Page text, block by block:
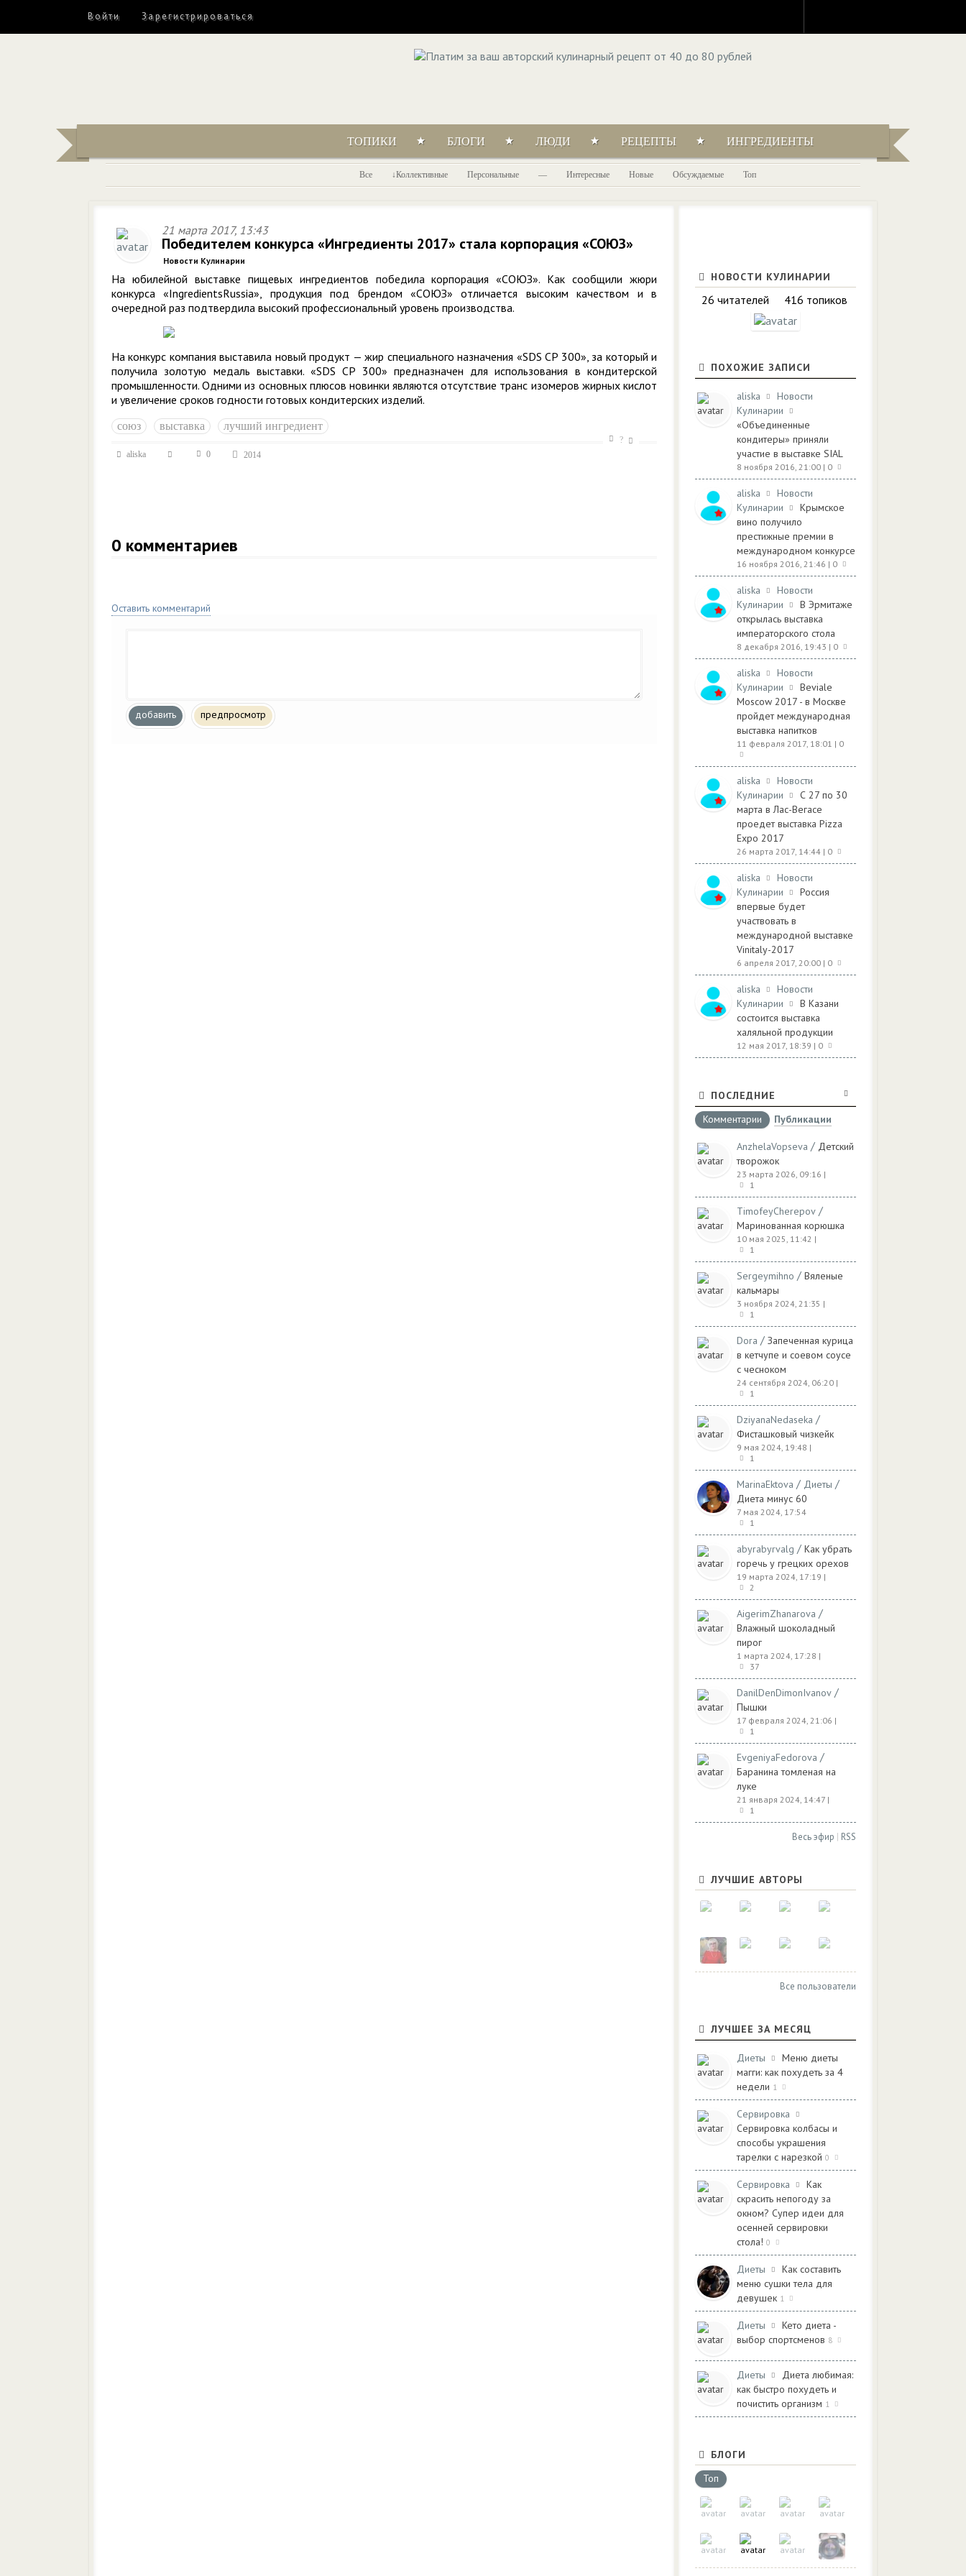
Войти Зарегистрироваться
ТОПИКИ БЛОГИ ЛЮДИ РЕЦЕПТЫ ИНГРЕДИЕНТЫ
Все Коллективные Персональные — Интересные Новые Обсуждаемые Топ
21 марта 2017, 13:43
Победителем конкурса «Ингредиенты 2017» стала корпорация «СОЮЗ»
Новости Кулинарии
На юбилейной выставке пищевых ингредиентов победила корпорация «СОЮЗ». Как сообщили жюри
конкурса «IngredientsRussia», продукция под брендом «СОЮЗ» отличается высоким качеством и в
очередной раз подтвердила высокий профессиональный уровень производства.
На конкурс компания выставила новый продукт — жир специального назначения «SDS CP 300», за который и
получила золотую медаль выставки. «SDS CP 300» предназначен для использования в кондитерской
промышленности. Одними из основных плюсов новинки являются отсутствие транс изомеров жирных кислот
и увеличение сроков годности готовых кондитерских изделий.
союз выставка лучший ингредиент
aliska 0 2014
?
0 комментариев
Оставить комментарий
добавить предпросмотр
НОВОСТИ КУЛИНАРИИ
26 читателей 416 топиков
ПОХОЖИЕ ЗАПИСИ
aliska
Новости
Кулинарии
«Объединенные
кондитеры» приняли
участие в выставке SIAL
8 ноября 2016, 21:00 | 0
aliska
Новости
Кулинарии
Крымское
вино получило
престижные премии в
международном конкурсе
16 ноября 2016, 21:46 | 0
aliska
Новости
Кулинарии
В Эрмитаже
открылась выставка
императорского стола
8 декабря 2016, 19:43 | 0
aliska
Новости
Кулинарии
Beviale
Moscow 2017 - в Москве
пройдет международная
выставка напитков
11 февраля 2017, 18:01 | 0
aliska
Новости
Кулинарии
С 27 по 30
марта в Лас-Вегасе
проедет выставка Pizza
Expo 2017
26 марта 2017, 14:44 | 0
aliska
Новости
Кулинарии
Россия
впервые будет
участвовать в
международной выставке
Vinitaly-2017
6 апреля 2017, 20:00 | 0
aliska
Новости
Кулинарии
В Казани
состоится выставка
халяльной продукции
12 мая 2017, 18:39 | 0
ПОСЛЕДНИЕ
Комментарии
Публикации
AnzhelaVopseva / Детский
творожок
23 марта 2026, 09:16 |
1
TimofeyCherepov /
Маринованная корюшка
10 мая 2025, 11:42 |
1
Sergeymihno / Вяленые
кальмары
3 ноября 2024, 21:35 |
1
Dora / Запеченная курица
в кетчупе и соевом соусе
с чесноком
24 сентября 2024, 06:20 |
1
DziyanaNedaseka /
Фисташковый чизкейк
9 мая 2024, 19:48 |
1
MarinaEktova / Диеты /
Диета минус 60
7 мая 2024, 17:54
1
abyrabyrvalg / Как убрать
горечь у грецких орехов
19 марта 2024, 17:19 |
2
AigerimZhanarova /
Влажный шоколадный
пирог
1 марта 2024, 17:28 |
37
DanilDenDimonIvanov /
Пышки
17 февраля 2024, 21:06 |
1
EvgeniyaFedorova /
Баранина томленая на
луке
21 января 2024, 14:47 |
1
Весь эфир | RSS
ЛУЧШИЕ АВТОРЫ
Все пользователи
ЛУЧШЕЕ ЗА МЕСЯЦ
Диеты
Меню диеты
магги: как похудеть за 4
недели 1
Сервировка
Сервировка колбасы и
способы украшения
тарелки с нарезкой 0
Сервировка
Как
скрасить непогоду за
окном? Супер идеи для
осенней сервировки
стола! 0
Диеты
Как составить
меню сушки тела для
девушек 1
Диеты
Кето диета -
выбор спортсменов 8
Диеты
Диета любимая:
как быстро похудеть и
почистить организм 1
БЛОГИ
Топ